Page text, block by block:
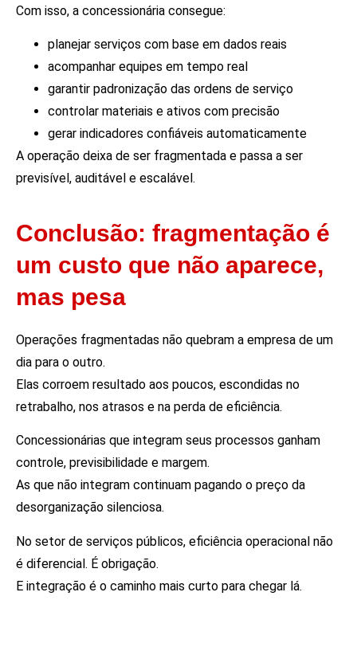
Com isso, a concessionária consegue:
planejar serviços com base em dados reais
acompanhar equipes em tempo real
garantir padronização das ordens de serviço
controlar materiais e ativos com precisão
gerar indicadores confiáveis automaticamente
A operação deixa de ser fragmentada e passa a ser
previsível, auditável e escalável.
Conclusão: fragmentação é
um custo que não aparece,
mas pesa
Operações fragmentadas não quebram a empresa de um
dia para o outro.
Elas corroem resultado aos poucos, escondidas no
retrabalho, nos atrasos e na perda de eficiência.
Concessionárias que integram seus processos ganham
controle, previsibilidade e margem.
As que não integram continuam pagando o preço da
desorganização silenciosa.
No setor de serviços públicos, eficiência operacional não
é diferencial. É obrigação.
E integração é o caminho mais curto para chegar lá.